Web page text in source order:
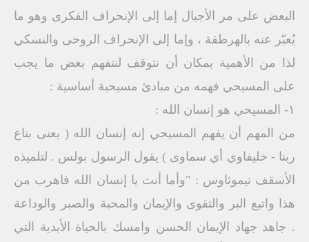
البعض على مر الأجيال إما إلى الإنحراف الفكرى وهو ما
يُعبّر عنه بالهرطقة ، وإما إلى الإنحراف الروحى والنسكي
لذا من الأهمية بمكان أن نتوقف لنتفهم بعض ما يجب
على المسيحي فهمه من مبادئ مسيحية أساسية :
١- المسيحي هو إنسان الله :
من المهم أن يفهم المسيحي إنه إنسان الله ( يعنى بتاع
ربنا - خليفاوي أي سماوى ) يقول الرسول بولس . لتلميذه
الأسقف تيموثاوس : "وأما أنت يا إنسان الله فاهرب من
هذا واتبع البر والتقوى والإيمان والمحبة والصبر والوداعة
. جاهد جهاد الإيمان الحسن وامسك بالحياة الأبدية التي